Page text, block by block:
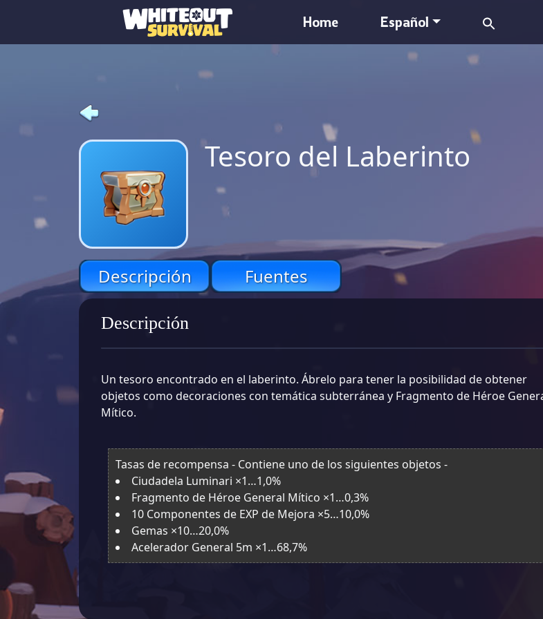
Home Español
Tesoro del Laberinto
Descripción Fuentes
Descripción
Un tesoro encontrado en el laberinto. Ábrelo para tener la posibilidad de obtener
objetos como decoraciones con temática subterránea y Fragmento de Héroe
Mítico.
Tasas de recompensa - Contiene uno de los siguientes objetos -
Ciudadela Luminari ×1…1,0%
Fragmento de Héroe General Mítico ×1…0,3%
10 Componentes de EXP de Mejora ×5…10,0%
Gemas ×10…20,0%
Acelerador General 5m ×1…68,7%